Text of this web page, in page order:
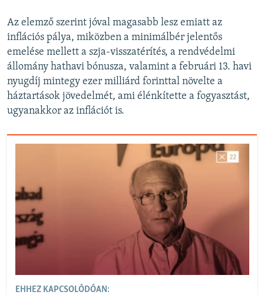
Az elemző szerint jóval magasabb lesz emiatt az
inflációs pálya, miközben a minimálbér jelentős
emelése mellett a szja-visszatérítés, a rendvédelmi
állomány hathavi bónusza, valamint a februári 13. havi
nyugdíj mintegy ezer milliárd forinttal növelte a
háztartások jövedelmét, ami élénkítette a fogyasztást,
ugyanakkor az inflációt is.
EHHEZ KAPCSOLÓDÓAN: